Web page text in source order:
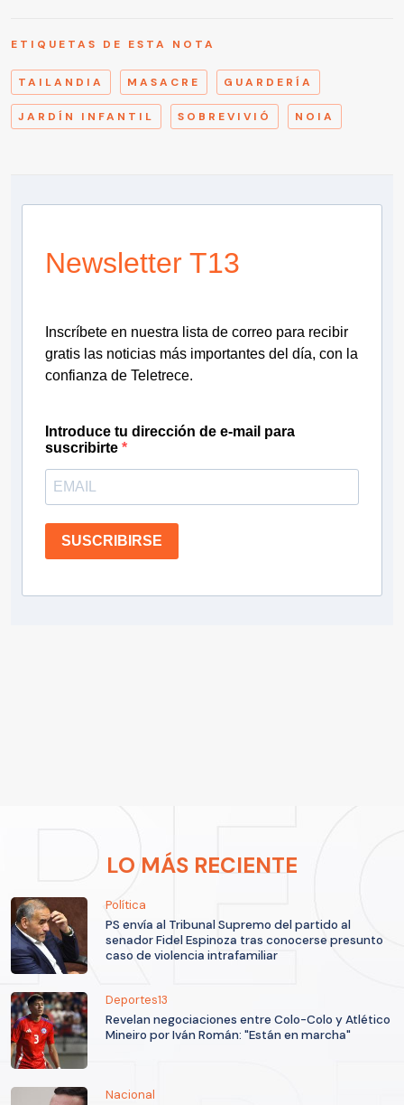
ETIQUETAS DE ESTA NOTA
TAILANDIA MASACRE GUARDERÍA
JARDÍN INFANTIL SOBREVIVIÓ NOIA
Newsletter T13
Inscríbete en nuestra lista de correo para recibir
gratis las noticias más importantes del día, con la
confianza de Teletrece.
Introduce tu dirección de e-mail para
suscribirte
SUSCRIBIRSE
LO MÁS RECIENTE
Política
PS envía al Tribunal Supremo del partido al
senador Fidel Espinoza tras conocerse presunto
caso de violencia intrafamiliar
Deportes13
Revelan negociaciones entre Colo-Colo y Atlético
Mineiro por Iván Román: "Están en marcha"
Nacional